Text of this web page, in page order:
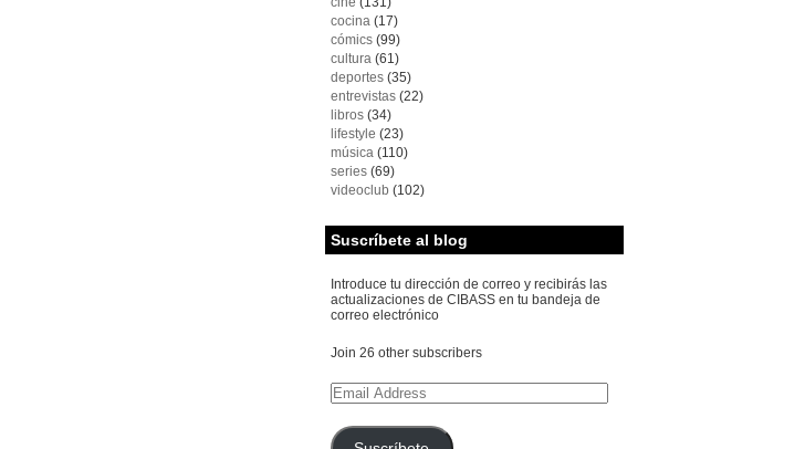
cocina(17)
cómics(99)
cultura(61)
deportes(35)
entrevistas(22)
libros(34)
lifestyle (23)
música(110)
series(69)
videoclub (102)
Suscríbete al blog
Introduce tu dirección de correo y recibirás las
actualizaciones de CIBASS en tu bandeja de
correo electrónico
Join 26 other subscribers
Email
Address